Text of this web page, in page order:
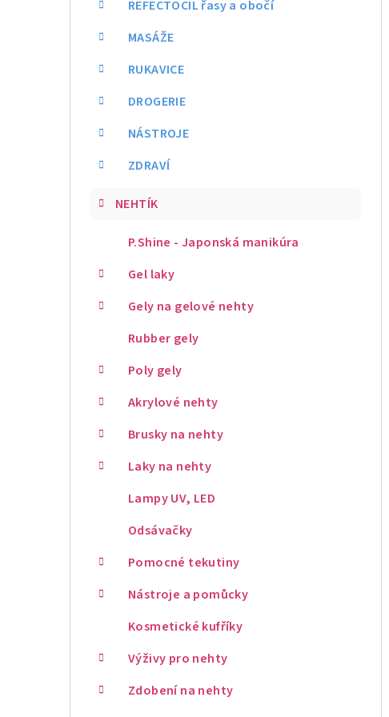
REFECTOCIL řasy a obočí
MASÁŽE
RUKAVICE
DROGERIE
NÁSTROJE
ZDRAVÍ
NEHTÍK
P.Shine - Japonská manikúra
Gel laky
Gely na gelové nehty
Rubber gely
Poly gely
Akrylové nehty
Brusky na nehty
Laky na nehty
Lampy UV, LED
Odsávačky
Pomocné tekutiny
Nástroje a pomůcky
Kosmetické kufříky
Výživy pro nehty
Zdobení na nehty